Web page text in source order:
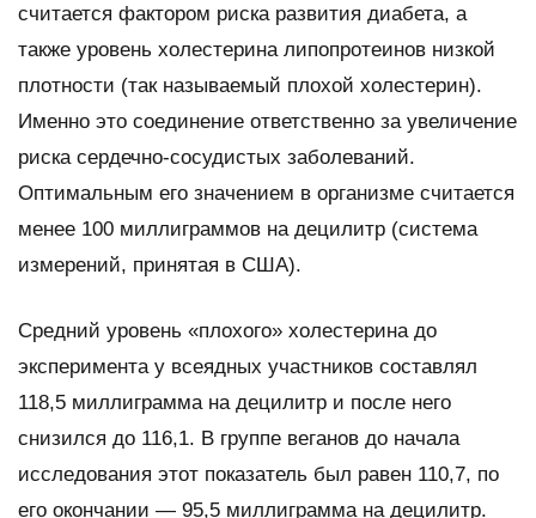
считается фактором риска развития диабета, а
также уровень холестерина липопротеинов низкой
плотности (так называемый плохой холестерин).
Именно это соединение ответственно за увеличение
риска сердечно-сосудистых заболеваний.
Оптимальным его значением в организме считается
менее 100 миллиграммов на децилитр (система
измерений, принятая в США).
Средний уровень «плохого» холестерина до
эксперимента у всеядных участников составлял
118,5 миллиграмма на децилитр и после него
снизился до 116,1. В группе веганов до начала
исследования этот показатель был равен 110,7, по
его окончании — 95,5 миллиграмма на децилитр.